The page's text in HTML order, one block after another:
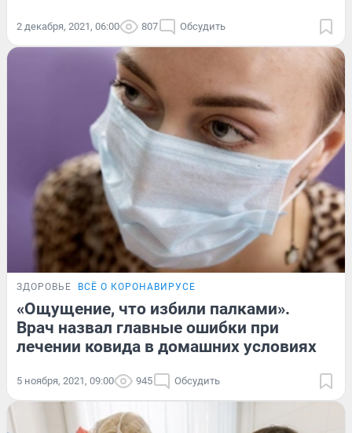
2 декабря, 2021, 06:00 807 Обсудить
ЗДОРОВЬЕ ВСЁ О КОРОНАВИРУСЕ
«Ощущение, что избили палками».
Врач назвал главные ошибки при
лечении ковида в домашних условиях
5 ноября, 2021, 09:00 945 Обсудить